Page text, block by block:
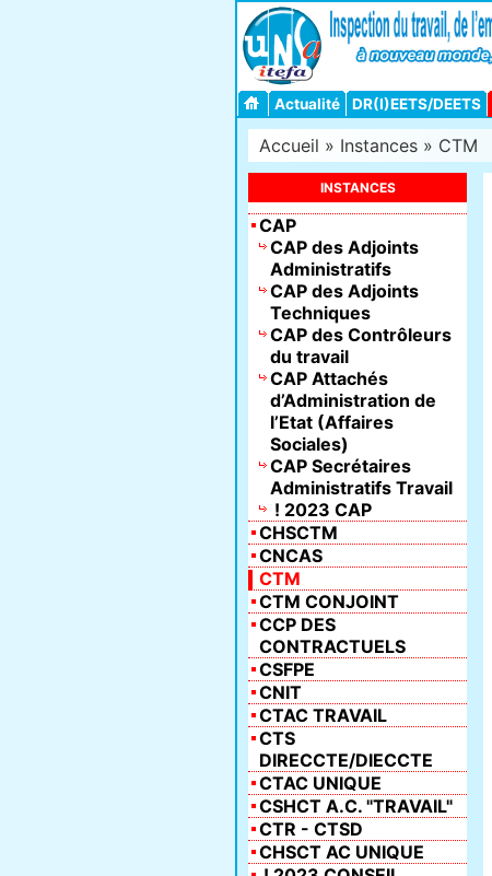
Actualité DR(I)EETS/DEETS
Accueil » Instances » CTM
INSTANCES
CAP
CAP des Adjoints
Administratifs
CAP des Adjoints
Techniques
CAP des Contrôleurs
du travail
CAP Attachés
d’Administration de
l’Etat (Affaires
Sociales)
CAP Secrétaires
Administratifs Travail
! 2023 CAP
CHSCTM
CNCAS
CTM
CTM CONJOINT
CCP DES
CONTRACTUELS
CSFPE
CNIT
CTAC TRAVAIL
CTS
DIRECCTE/DIECCTE
CTAC UNIQUE
CSHCT A.C. "TRAVAIL"
CTR - CTSD
CHSCT AC UNIQUE